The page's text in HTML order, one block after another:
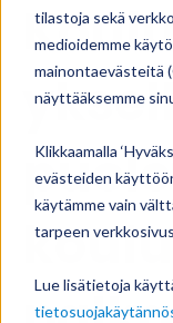
tilastoja sekä
medioidemme
mainontaevästeitä
näyttääksemme
Klikkaamalla
evästeiden
käytämme vain
tarpeen
Lue lisätietoja